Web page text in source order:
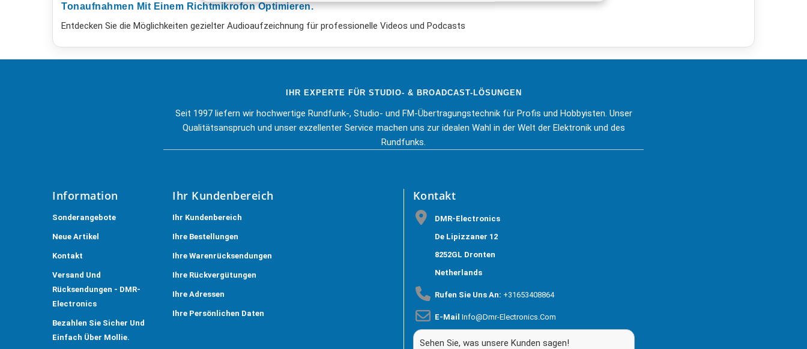
Tonaufnahmen Mit Einem Richtmikrofon Optimieren.
Entdecken Sie die Möglichkeiten gezielter Audioaufzeichnung für professionelle Videos und Podcasts
IHR EXPERTE FÜR STUDIO- & BROADCAST-LÖSUNGEN
Seit 1997 liefern wir hochwertige Rundfunk-, Studio- und FM-Übertragungstechnik für Profis und Hobbyisten. Unser
Qualitätsanspruch und unser exzellenter Service machen uns zur idealen Wahl in der Welt der Elektronik und des
Rundfunks.
Information
Sonderangebote
Neue Artikel
Kontakt
Versand Und
Rücksendungen - DMR-
Electronics
Bezahlen Sie Sicher Und
Einfach Über Mollie.
Ihr Kundenbereich
Ihr Kundenbereich
Ihre Bestellungen
Ihre Warenrücksendungen
Ihre Rückvergütungen
Ihre Adressen
Ihre Persönlichen Daten
Kontakt
DMR-Electronics
De Lipizzaner 12
8252GL Dronten
Netherlands
Rufen Sie Uns An: +31653408864
E-Mail Info@dmr-Electronics.com
Sehen Sie, was unsere Kunden sagen!